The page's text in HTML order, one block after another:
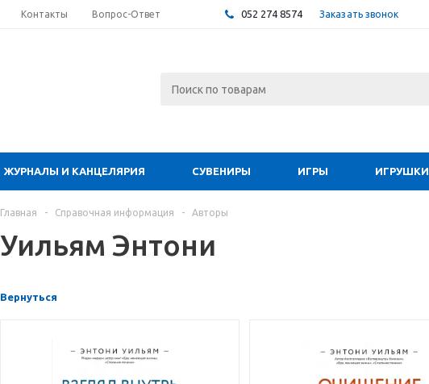
Контакты Вопрос-Ответ 052 274 8574 Заказать звонок
ЖУРНАЛЫ И КАНЦЕЛЯРИЯ СУВЕНИРЫ ИГРЫ ИГРУШКИ
Главная - Справочная информация - Авторы
Уильям Энтони
Вернуться